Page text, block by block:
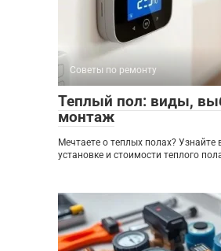
Советы по ремонту
Теплый пол: виды,
монтаж
Мечтаете о теплых полах? Узнайте
установке и стоимости теплого